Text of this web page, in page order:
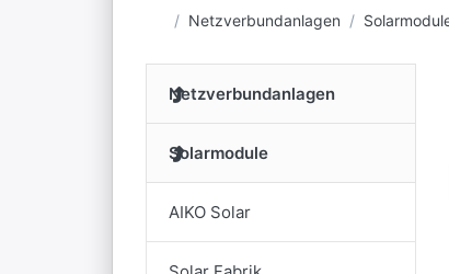
Startseite
Netzverbundanlagen
Netzverbundanlagen
Solarmodule
AIKO Solar